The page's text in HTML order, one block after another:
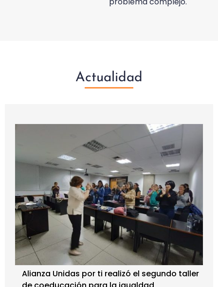
Actualidad
Alianza Unidas por ti realizó el segundo taller